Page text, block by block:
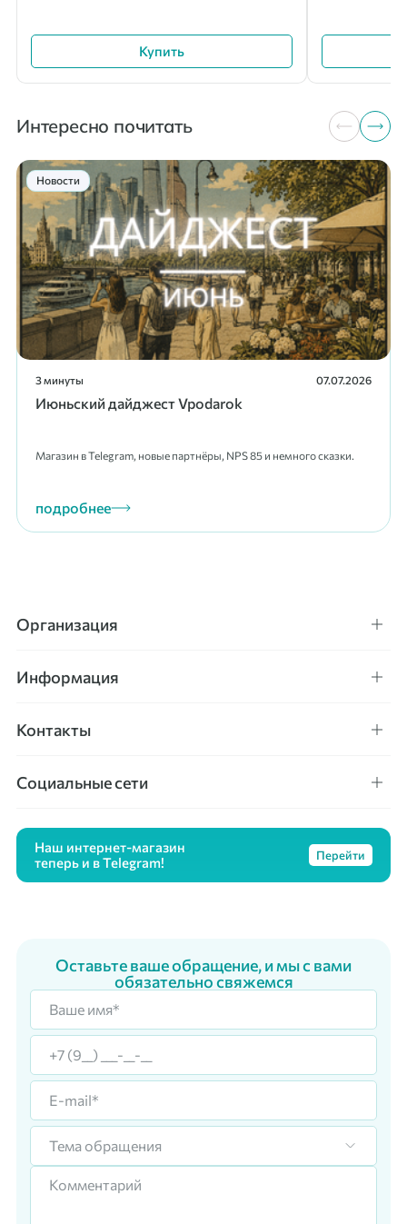
Купить
Интересно почитать
3 минуты 07.07.2026
Июньский дайджест Vpodarok
Магазин в Telegram, новые партнёры, NPS 85 и немного сказки.
подробнее
Новости
Организация
Информация
Контакты
Социальные сети
Наш интернет-магазин
теперь и в Telegram!
Перейти
Оставьте ваше обращение, и мы с вами
обязательно свяжемся
Тема обращения